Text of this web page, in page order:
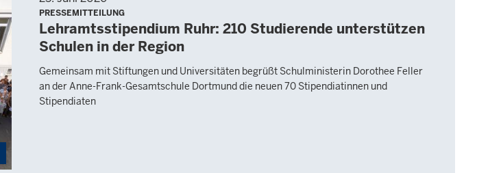
PRESSEMITTEILUNG
Lehramtsstipendium Ruhr: 210 Studierende unterstützen
Schulen in der Region
Gemeinsam mit Stiftungen und Universitäten begrüßt Schulministerin Dorothee Feller
an der Anne-Frank-Gesamtschule Dortmund die neuen 70 Stipendiatinnen und
Stipendiaten